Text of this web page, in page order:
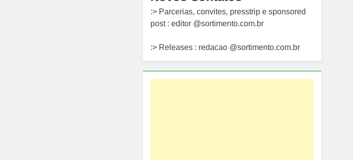
:> Parcerias, convites, presstrip e sponsored
post : editor @sortimento.com.br
:> Releases : redacao @sortimento.com.br